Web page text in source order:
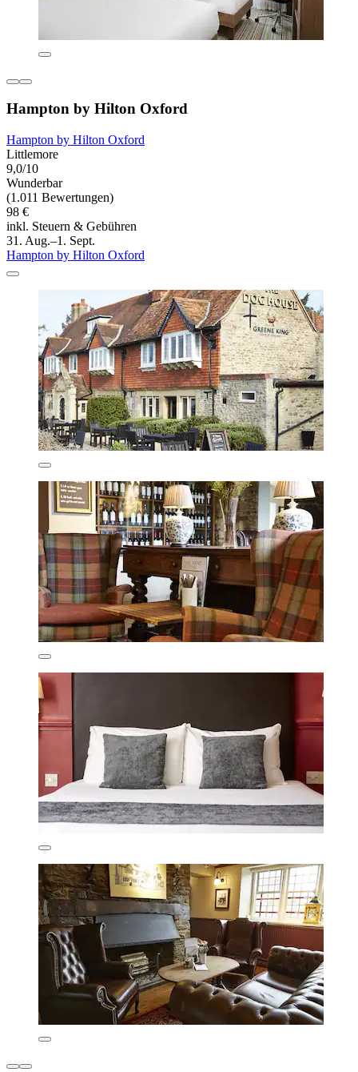
Hampton by Hilton Oxford
Hampton by Hilton Oxford
Littlemore
9,0/10
Wunderbar
(1.011 Bewertungen)
98 €
inkl. Steuern & Gebühren
31. Aug.–1. Sept.
Hampton by Hilton Oxford